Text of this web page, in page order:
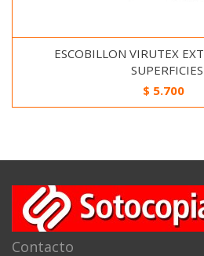
ESCOBILLON VIRUTEX
$ 5.700
Contacto